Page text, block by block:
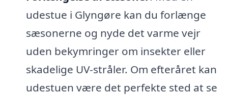
udestue i Glyngøre kan du forlænge
sæsonerne og nyde det varme vejr
uden bekymringer om insekter eller
skadelige UV-stråler. Om efteråret kan
udestuen være det perfekte sted at se